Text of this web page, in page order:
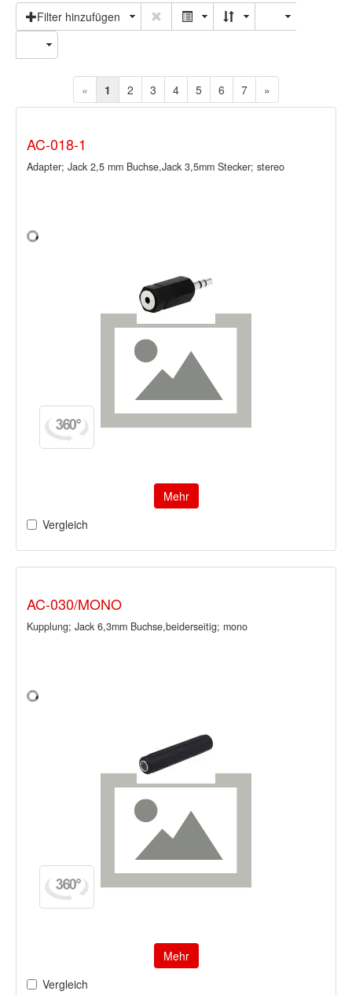
Filter hinzufügen
« 1 2 3 4 5 6 7 »
AC-018-1
Adapter; Jack 2,5 mm Buchse,Jack 3,5mm Stecker; stereo
Mehr
Vergleich
AC-030/MONO
Kupplung; Jack 6,3mm Buchse,beiderseitig; mono
Mehr
Vergleich